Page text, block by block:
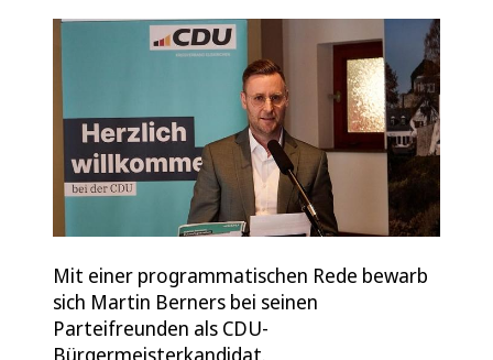
Mit einer programmatischen Rede bewarb
sich Martin Berners bei seinen
Parteifreunden als CDU-
Bürgermeisterkandidat.